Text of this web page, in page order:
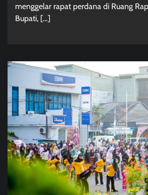
menggelar rapat perdana di Ruang
Bupati, […]